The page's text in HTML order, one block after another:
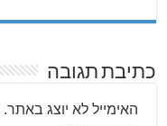
כתיבת תגובה
האימייל לא יוצג באתר.